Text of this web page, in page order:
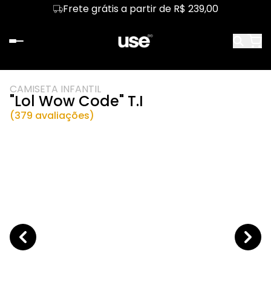
Frete grátis a partir de R$ 239,00
CAMISETA INFANTIL
"Lol Wow Code" T.I
(379 avaliações)